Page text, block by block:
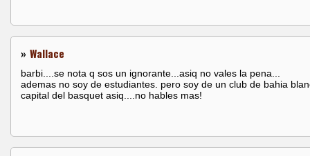
» Wallace
barbi....se nota q sos un ignorante...asiq no vales la pena...
ademas no soy de estudiantes. pero soy de un club de bahia
capital del basquet asiq....no hables mas!